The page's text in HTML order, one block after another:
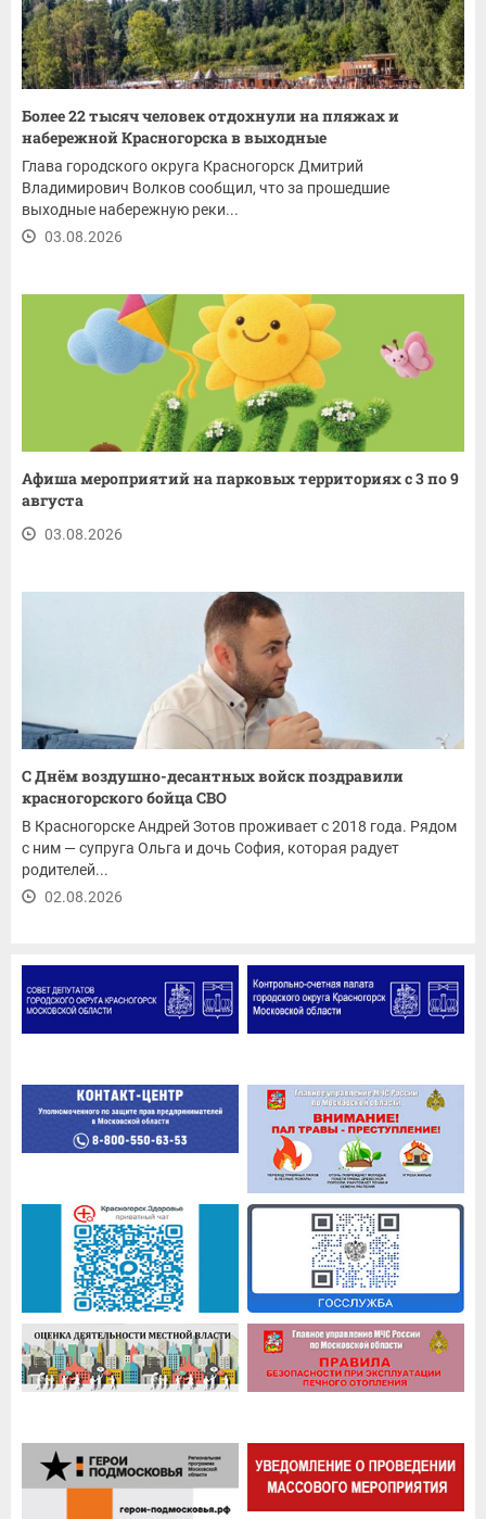
Более 22 тысяч человек отдохнули на пляжах и
набережной Красногорска в выходные
Глава городского округа Красногорск Дмитрий
Владимирович Волков сообщил, что за прошедшие
выходные набережную реки...
03.08.2026
Афиша мероприятий на парковых территориях с 3 по 9
августа
03.08.2026
С Днём воздушно-десантных войск поздравили
красногорского бойца СВО
В Красногорске Андрей Зотов проживает с 2018 года. Рядом
с ним — супруга Ольга и дочь София, которая радует
родителей...
02.08.2026